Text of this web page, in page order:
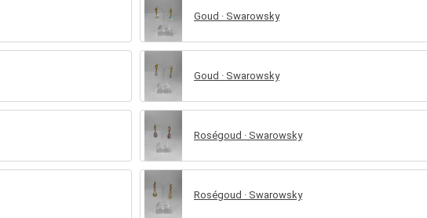
Goud · Swarowsky
Goud · Swarowsky
Roségoud · Swarowsky
Roségoud · Swarowsky